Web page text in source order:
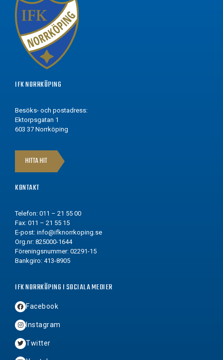
IFK NORRKÖPING
Besöks- och postadress:
Ektorpsgatan 1
603 37 Norrköping
HITTA HIT
KONTAKT
Telefon: 011 – 21 55 00
Fax: 011 – 21 55 15
E-post: info@ifknorrkoping.se
Org.nr: 825000-1644
Föreningsnummer: 02291-15
Bankgiro: 413-8905
IFK NORRKÖPING I SOCIALA MEDIER
Facebook
Instagram
Twitter